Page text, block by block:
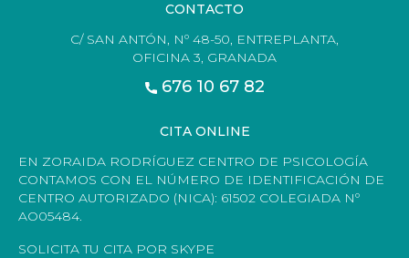
CONTACTO
C/ SAN ANTÓN, Nº 48-50, ENTREPLANTA,
OFICINA 3, GRANADA
676 10 67 82
CITA ONLINE
EN ZORAIDA RODRÍGUEZ CENTRO DE PSICOLOGÍA
CONTAMOS CON EL NÚMERO DE IDENTIFICACIÓN DE
CENTRO AUTORIZADO (NICA): 61502 COLEGIADA Nº
AO05484.
SOLICITA TU CITA POR SKYPE